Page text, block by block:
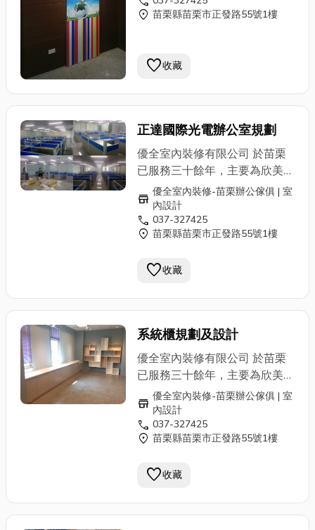
空間設計 / 電器櫃 ✔ OA辦公
組 / 主管辦公椅 / 職員辦公椅 /
產品 金庫 /鐵櫃、公文櫃 地
址：苗栗縣苗栗市正發路55號
服務專線：037-327425
營建署審驗合格之專業室內設計
機構洽詢優惠方案 本公司不僅
力並提供專業OA辦公傢俱商
設計、施工 ，037-327425 專
業人員為您服務。 ✔ 室內設計
及施工、裝潢 商業空間 / 辦公
空間 / 私人住宅 ✔ 系統傢俱 整
體廚房 / 電視牆 / 儲物櫃 / 玄關
空間設計 / 電器櫃 ✔ OA辦公
空間及傢俱 辦公屏風 / 屏風桌
組 / 主管辦公椅 / 職員辦公椅 /
產品 金庫 /鐵櫃、公文櫃 地
址：苗栗縣苗栗市正發路55號
服務專線：037-327425
location_on 苗栗縣苗栗市正發路55號1樓
favorite收藏
正達國際光電辦公室規劃
優全室內裝修有限公司 於苗栗
已服務三十餘年，主要為欣美辦
公家具苗栗縣的經銷商。並榮獲
共同供應契約「辦公桌椅、櫃及
屏風」之特約廠商。並為內政部
營建署審驗合格之專業室內設計
關、鄉鎮公所、學校、公司民營
品、系統櫥櫃客製化及住宅裝修
設計、施工 ，037-327425 專
業人員為您服務。 ✔ 室內設計
及施工、裝潢 商業空間 / 辦公
空間 / 私人住宅 ✔ 系統傢俱 整
體廚房 / 電視牆 / 儲物櫃 / 玄關
空間設計 / 電器櫃 ✔ OA辦公
板 / 屏風網路、走線 / 會議桌椅
store 優全室內裝修-苗栗辦公傢俱 | 室
內設計
call 037-327425
location_on 苗栗縣苗栗市正發路55號1樓
favorite收藏
系統櫃規劃及設計
優全室內裝修有限公司 於苗栗
已服務三十餘年，主要為欣美辦
公家具苗栗縣的經銷商。並榮獲
共同供應契約「辦公桌椅、櫃及
屏風」之特約廠商。並為內政部
營建署審驗合格之專業室內設計
關、鄉鎮公所、學校、公司民營
store 優全室內裝修-苗栗辦公傢俱 | 室
內設計
call 037-327425
location_on 苗栗縣苗栗市正發路55號1樓
favorite收藏